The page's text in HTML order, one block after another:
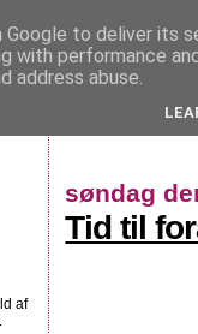
søndag
Tid til
af
to deliver its
with performance
address abuse.